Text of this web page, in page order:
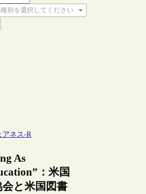
別を選択してください
してください
アネス-R
As
：米国
と米国図書